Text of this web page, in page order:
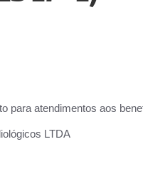
para atendimentos aos
LTDA